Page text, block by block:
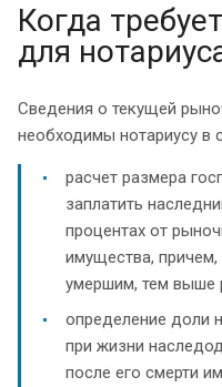
Когда
для
Сведения о текущей
необходимы нотариусу в
расчет размера
заплатить
процентах от
имущества,
умершим, тем выше
определение доли
при жизни
после его смерти